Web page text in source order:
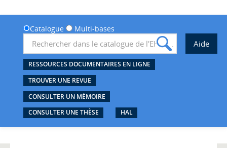
Catalogue Multi-bases
RESSOURCES DOCUMENTAIRES EN LIGNE
TROUVER UNE REVUE
CONSULTER UN MÉMOIRE
CONSULTER UNE THÈSE
HAL